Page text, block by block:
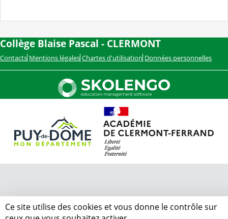
Collège Blaise Pascal - CLERMONT
Contacts Mentions légales Chartes d'utilisation Données personnelles
Ce site utilise des cookies et vous donne le contrôle sur